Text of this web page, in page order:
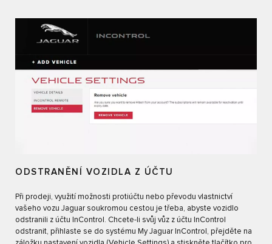
ODSTRANĚNÍ VOZIDLA Z ÚČTU
Při prodeji, využití možnosti protiúčtu nebo převodu vlastnictví
vašeho vozu Jaguar soukromou cestou je třeba, abyste vozidlo
odstranili z účtu InControl. Chcete-li svůj vůz z účtu InControl
odstranit, přihlaste se do systému My Jaguar InControl, přejděte na